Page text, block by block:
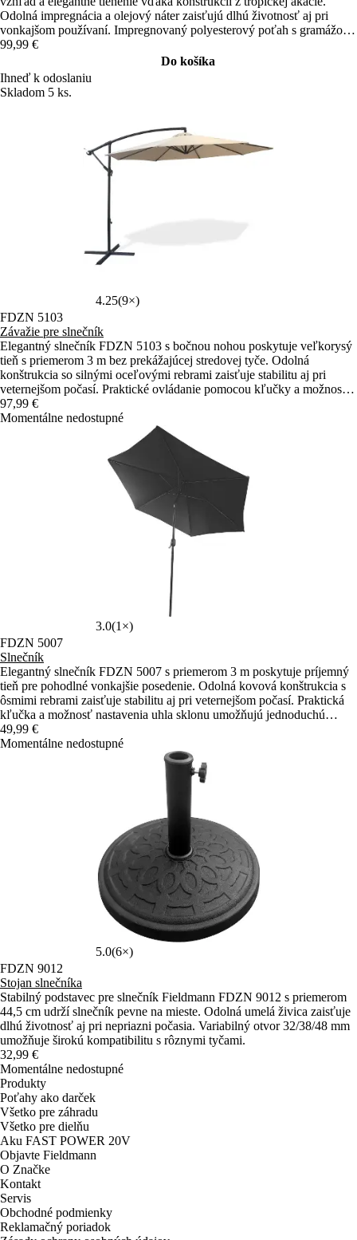
Odolná impregnácia a olejový náter zaisťujú dlhú životnosť aj pri
vonkajšom používaní. Impregnovaný polyesterový poťah s gramážou
160 g/m² poskytuje spoľahlivú ochranu pred slnkom.
99,99 €
Do košíka
Ihneď k odoslaniu
Skladom 5 ks.
4.25(9×)
FDZN 5103
Závažie pre slnečník
Elegantný slnečník FDZN 5103 s bočnou nohou poskytuje veľkorysý
tieň s priemerom 3 m bez prekážajúcej stredovej tyče. Odolná
konštrukcia so silnými oceľovými rebrami zaisťuje stabilitu aj pri
veternejšom počasí. Praktické ovládanie pomocou kľučky a možnosť
nastavenia uhla sklonu umožňujú pohodlné používanie po celý deň.
97,99 €
Momentálne nedostupné
3.0(1×)
FDZN 5007
Slnečník
Elegantný slnečník FDZN 5007 s priemerom 3 m poskytuje príjemný
tieň pre pohodlné vonkajšie posedenie. Odolná kovová konštrukcia s
ôsmimi rebrami zaisťuje stabilitu aj pri veternejšom počasí. Praktická
kľučka a možnosť nastavenia uhla sklonu umožňujú jednoduchú
manipuláciu a flexibilné tienenie počas celého dňa.
49,99 €
Momentálne nedostupné
5.0(6×)
FDZN 9012
Stojan slnečníka
Stabilný podstavec pre slnečník Fieldmann FDZN 9012 s priemerom
44,5 cm udrží slnečník pevne na mieste. Odolná umelá živica zaisťuje
dlhú životnosť aj pri nepriazni počasia. Variabilný otvor 32/38/48 mm
umožňuje širokú kompatibilitu s rôznymi tyčami.
32,99 €
Momentálne nedostupné
Produkty
Poťahy ako darček
Všetko pre záhradu
Všetko pre dielňu
Aku FAST POWER 20V
Objavte Fieldmann
O Značke
Kontakt
Servis
Obchodné podmienky
Reklamačný poriadok